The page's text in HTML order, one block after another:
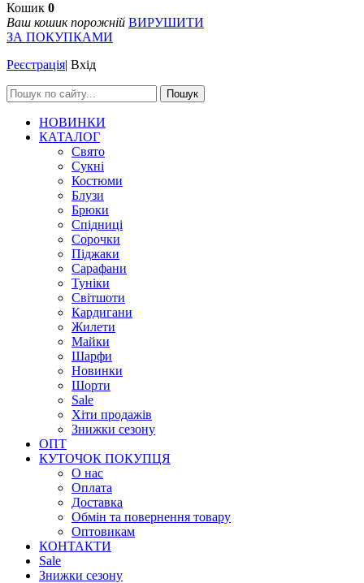
Кошик 0
Ваш кошик порожній ВИРУШИТИ
ЗА ПОКУПКАМИ
Реєстрація| Вхід
Пошук
НОВИНКИ
КАТАЛОГ
Свято
Сукні
Костюми
Блузи
Брюки
Спідниці
Сорочки
Піджаки
Сарафани
Туніки
Світшоти
Кардигани
Жилети
Майки
Шарфи
Новинки
Шорти
Sale
Хіти продажів
Знижки сезону
ОПТ
КУТОЧОК ПОКУПЦЯ
О нас
Оплата
Доставка
Обмін та повернення товару
Оптовикам
КОНТАКТИ
Sale
Знижки сезону